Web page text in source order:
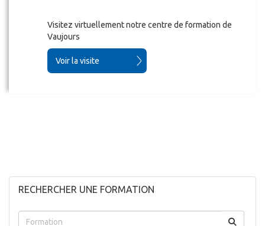
Visitez virtuellement notre centre de formation de
Vaujours
Voir la visite
RECHERCHER UNE FORMATION